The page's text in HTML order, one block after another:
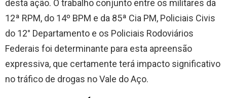
desta ação. O trabalho conjunto entre os militares da
12ª RPM, do 14º BPM e da 85ª Cia PM, Policiais Civis
do 12° Departamento e os Policiais Rodoviários
Federais foi determinante para esta apreensão
expressiva, que certamente terá impacto significativo
no tráfico de drogas no Vale do Aço.